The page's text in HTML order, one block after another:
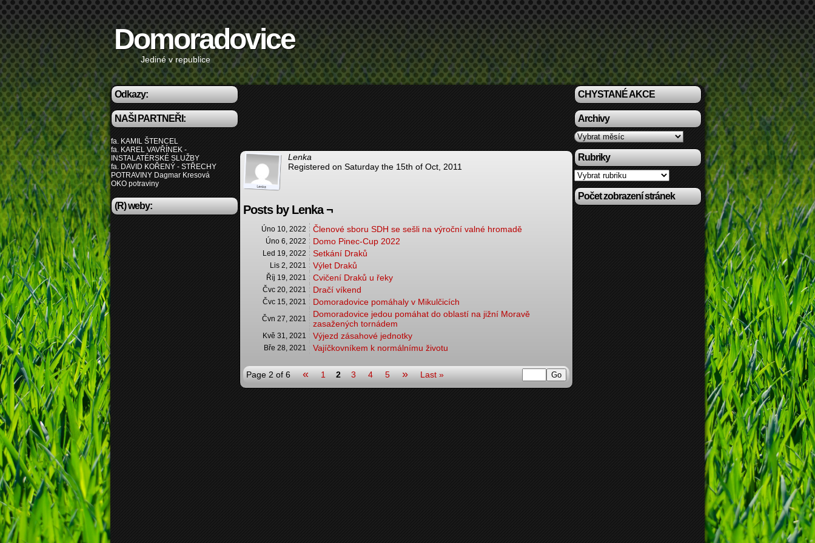
Domoradovice
Jediné v republice
Odkazy:
NAŠI PARTNEŘI:
fa. KAMIL ŠTENCEL
fa. KAREL VAVŘÍNEK -
INSTALATÉRSKÉ SLUŽBY
fa. DAVID KOŘENÝ - STŘECHY
POTRAVINY Dagmar Kresová
OKO potraviny
(R) weby:
Lenka
Registered on Saturday the 15th of Oct, 2011
Posts by Lenka ¬
Úno 10, 2022 Členové sboru SDH se sešli na výroční valné hromadě
Úno 6, 2022 Domo Pinec-Cup 2022
Led 19, 2022 Setkání Draků
Lis 2, 2021 Výlet Draků
Říj 19, 2021 Cvičení Draků u řeky
Čvc 20, 2021 Dračí víkend
Čvc 15, 2021 Domoradovice pomáhaly v Mikulčicích
Čvn 27, 2021
Domoradovice jedou pomáhat do oblastí na jižní Moravě
zasažených tornádem
Kvě 31, 2021 Výjezd zásahové jednotky
Bře 28, 2021 Vajíčkovníkem k normálnímu životu
Page 2 of 6 « 1 2 3 4 5 » Last »
CHYSTANÉ AKCE
Archivy
Archivy
Rubriky
Rubriky
Počet zobrazení stránek